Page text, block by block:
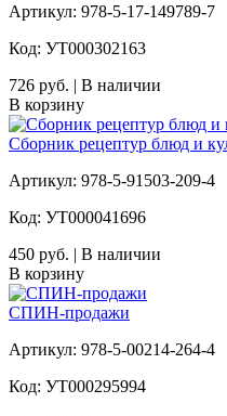
Артикул: 978-5-17-149789-7
Код: УТ000302163
726 руб. | В наличии
В корзину
Сборник рецептур блюд и
Артикул: 978-5-91503-209-4
Код: УТ000041696
450 руб. | В наличии
В корзину
СПИН-продажи
Артикул: 978-5-00214-264-4
Код: УТ000295994